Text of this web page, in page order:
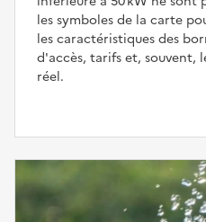
les symboles de la carte
les caractéristiques des
d'accès, tarifs et, souvent,
réel.